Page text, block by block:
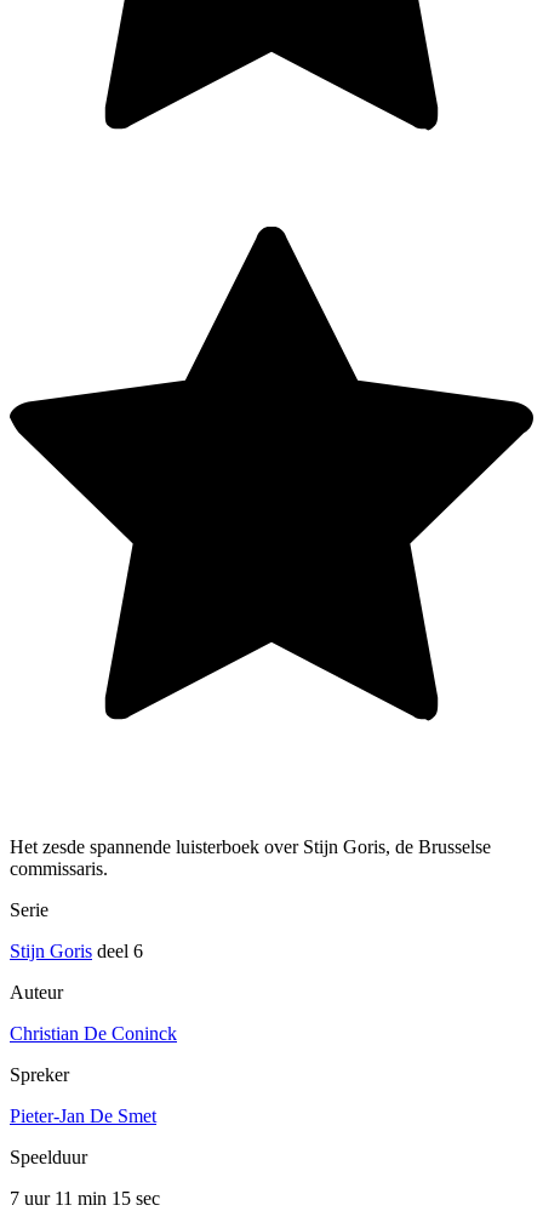
Het zesde spannende luisterboek over Stijn Goris, de Brusselse
commissaris.
Serie
Stijn Goris deel 6
Auteur
Christian De Coninck
Spreker
Pieter-Jan De Smet
Speelduur
7 uur 11 min 15 sec